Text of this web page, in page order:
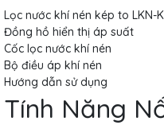
Lọc nước khí nén kép to LKN-
Đồng hồ hiển thị áp suất
Cốc lọc nước khí nén
Bộ điều áp khí nén
Hướng dẫn sử dụng
Tính Năng